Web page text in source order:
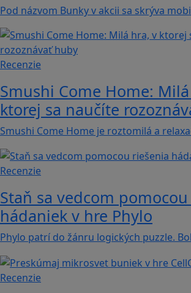
Pod názvom Bunky v akcii sa skrýva
Recenzie
Smushi Come Home:
ktorej sa naučíte
Smushi Come Home je roztomilá a
Recenzie
Staň sa vedcom
hádaniek v hre Phylo
Phylo patrí do žánru logických puzzle.
Recenzie